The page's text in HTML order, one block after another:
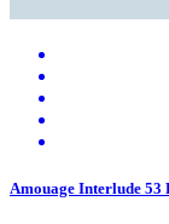
Amouage Interlude 53